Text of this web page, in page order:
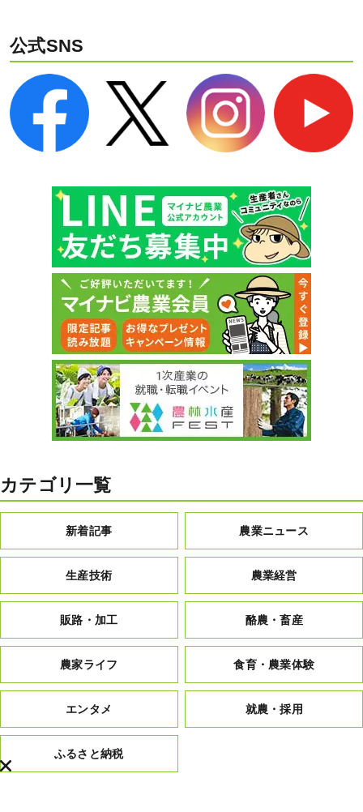
公式SNS
カテゴリ一覧
新着記事 農業ニュース
生産技術 農業経営
販路・加工 酪農・畜産
農家ライフ 食育・農業体験
エンタメ 就農・採用
ふるさと納税